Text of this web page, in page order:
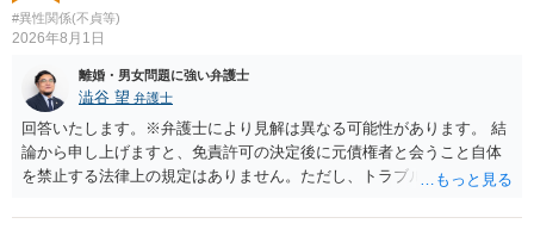
いにより支払うことも十分可能です。 ⑤ このような事情であれば、私
は120万円のみ和解交渉を続けるべきでしょうか。 ⇒ご相談者様の認
れるため、 120万円のみについて交渉を続けることがベターかと存じ
ます。
変わり得ます。依頼前に、交渉だけの場合、訴訟になった場合、回収
できなかった場合の費用を確認しておくとよいでしょう。 弁護士選び
通しを過度に楽観的に言い過ぎないか、質問に具体的に答えてくれる
か、連絡方法（メール、電話、弁護士直接か事務局員を介するかな
ど）や対応スピードが合うかを確認するとよいと思います。いずれに
しましても、弁護士への相談・依頼にあたっては、証拠資料、夫と相
手方の関係、相手方の氏名・住所等、夫婦関係への影響、離婚予定の
#異性関係(不貞等)
2026年8月1日
離婚・男女問題に強い弁護士
澁谷 望 弁護士
回答いたします。※弁護士により見解は異なる可能性があります。 結
論から申し上げますと、免責許可の決定後に元債権者と会うこと自体
を禁止する法律上の規定はありません。ただし、トラブル防止の観点
ントは以下の通りです。 ・金銭のやり取りや返済の約束は絶対にしな